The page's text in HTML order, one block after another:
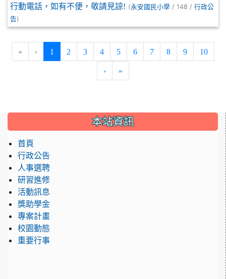
行動電話，如有不便，敬請見諒! (永安國民小學 / 148 / 行政公
告)
« ‹ 1 (current)
2 3 4 5 6 7 8 9 10
› »
::: 本站資訊
首頁
行政公告
人事選聘
研習進修
活動訊息
獎助學金
專案計畫
校園動態
重要行事